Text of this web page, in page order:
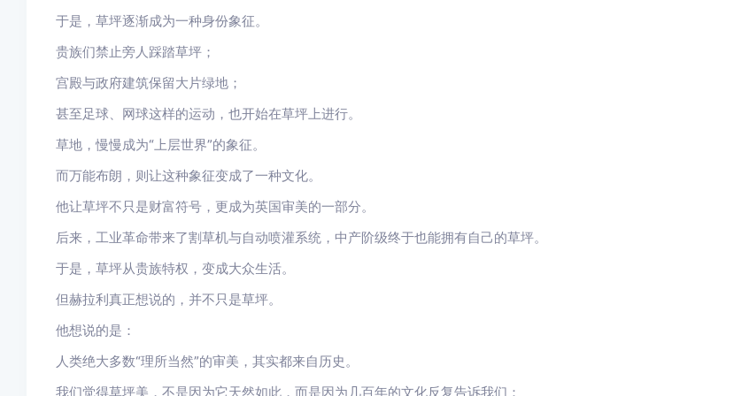
于是，草坪逐渐成为一种身份象征。
贵族们禁止旁人踩踏草坪；
宫殿与政府建筑保留大片绿地；
甚至足球、网球这样的运动，也开始在草坪上进行。
草地，慢慢成为“上层世界”的象征。
而万能布朗，则让这种象征变成了一种文化。
他让草坪不只是财富符号，更成为英国审美的一部分。
后来，工业革命带来了割草机与自动喷灌系统，中产阶级终于也能拥有自己的草坪。
于是，草坪从贵族特权，变成大众生活。
但赫拉利真正想说的，并不只是草坪。
他想说的是：
人类绝大多数“理所当然”的审美，其实都来自历史。
我们觉得草坪美，不是因为它天然如此，而是因为几百年的文化反复告诉我们：